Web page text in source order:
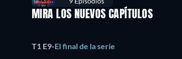
MIRA LOS NUEVOS CAPÍTULOS
T1 E9-El final de la serie